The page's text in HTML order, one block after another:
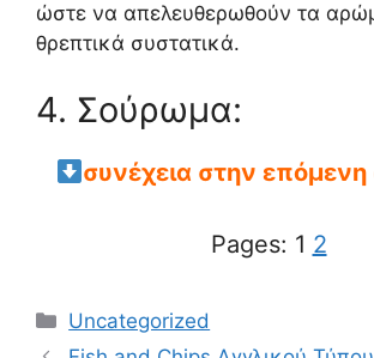
ώστε να απελευθερωθούν τα
θρεπτικά συστατικά.
4. Σούρωμα:
συνέχεια στην επόμενη
Pages: 1 2
Categories
Uncategorized